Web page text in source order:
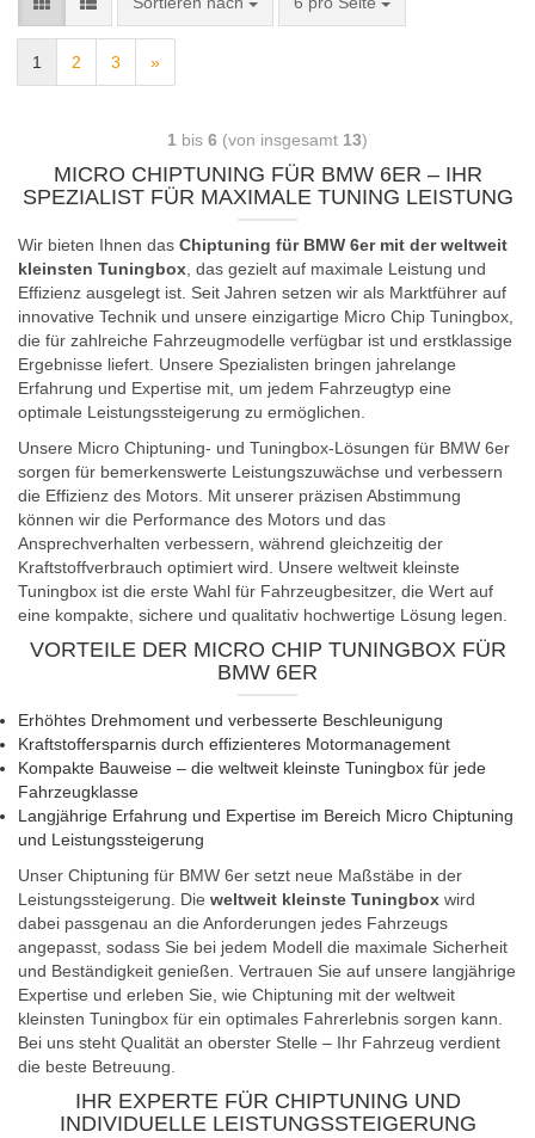
1 2 3 »
1 bis 6 (von insgesamt 13)
MICRO CHIPTUNING FÜR BMW 6ER – IHR
SPEZIALIST FÜR MAXIMALE TUNING LEISTUNG
Wir bieten Ihnen das Chiptuning für BMW 6er mit der weltweit
kleinsten Tuningbox, das gezielt auf maximale Leistung und
Effizienz ausgelegt ist. Seit Jahren setzen wir als Marktführer auf
innovative Technik und unsere einzigartige Micro Chip Tuningbox,
die für zahlreiche Fahrzeugmodelle verfügbar ist und erstklassige
Ergebnisse liefert. Unsere Spezialisten bringen jahrelange
Erfahrung und Expertise mit, um jedem Fahrzeugtyp eine
optimale Leistungssteigerung zu ermöglichen.
Unsere Micro Chiptuning- und Tuningbox-Lösungen für BMW 6er
sorgen für bemerkenswerte Leistungszuwächse und verbessern
die Effizienz des Motors. Mit unserer präzisen Abstimmung
können wir die Performance des Motors und das
Ansprechverhalten verbessern, während gleichzeitig der
Kraftstoffverbrauch optimiert wird. Unsere weltweit kleinste
Tuningbox ist die erste Wahl für Fahrzeugbesitzer, die Wert auf
eine kompakte, sichere und qualitativ hochwertige Lösung legen.
VORTEILE DER MICRO CHIP TUNINGBOX FÜR
BMW 6ER
Erhöhtes Drehmoment und verbesserte Beschleunigung
Kraftstoffersparnis durch effizienteres Motormanagement
Kompakte Bauweise – die weltweit kleinste Tuningbox für jede
Fahrzeugklasse
Langjährige Erfahrung und Expertise im Bereich Micro Chiptuning
und Leistungssteigerung
Unser Chiptuning für BMW 6er setzt neue Maßstäbe in der
Leistungssteigerung. Die weltweit kleinste Tuningbox wird
dabei passgenau an die Anforderungen jedes Fahrzeugs
angepasst, sodass Sie bei jedem Modell die maximale Sicherheit
und Beständigkeit genießen. Vertrauen Sie auf unsere langjährige
Expertise und erleben Sie, wie Chiptuning mit der weltweit
kleinsten Tuningbox für ein optimales Fahrerlebnis sorgen kann.
Bei uns steht Qualität an oberster Stelle – Ihr Fahrzeug verdient
die beste Betreuung.
IHR EXPERTE FÜR CHIPTUNING UND
INDIVIDUELLE LEISTUNGSSTEIGERUNG